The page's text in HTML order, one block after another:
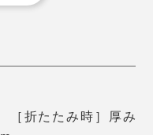
［折たたみ時］厚み